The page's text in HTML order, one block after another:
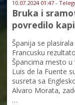
10.07.2024 01:47 -
Bruka i
povredilo
Španija se
Francusku
Špancima mesto
Luis de la Fuente
susreta sa
Alvaro Morata,
…